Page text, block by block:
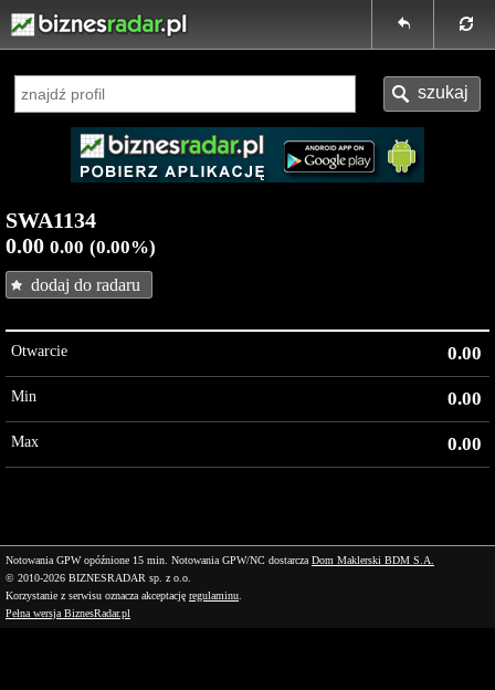
SWA1134
0.00 0.00 (0.00%)
dodaj do radaru
Otwarcie 0.00
Min 0.00
Max 0.00
Notowania GPW opóźnione 15 min. Notowania GPW/NC dostarcza Dom Maklerski BDM S.A.
© 2010-2026 BIZNESRADAR sp. z o.o.
Korzystanie z serwisu oznacza akceptację regulaminu
Pełna wersja BiznesRadar.pl